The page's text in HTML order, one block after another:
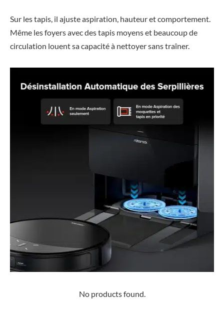
Sur les tapis, il ajuste aspiration, hauteur et comportement.
Même les foyers avec des tapis moyens et beaucoup de
circulation louent sa capacité à nettoyer sans traîner.
No products found.